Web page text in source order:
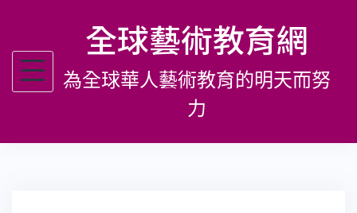
主
全球藝術教育網
為全球華人藝術教育的明天而努
力